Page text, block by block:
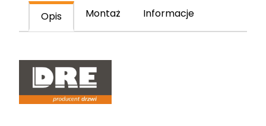
Opis Montaż Informacje